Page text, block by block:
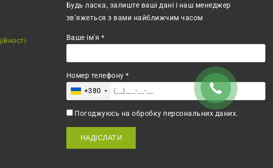
Будь ласка, залиште ваші дані і наш менеджер
зв’яжеться з вами найближчим часом
Ваше ім'я *
Номер телефону *
+380
Погоджуюсь на обробку персональних даних.